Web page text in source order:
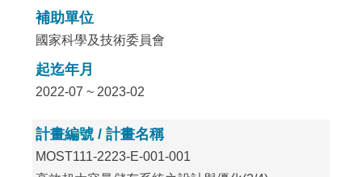
補助單位
國家科學及技術委員會
起迄年月
2022-07 ~ 2023-02
計畫編號 / 計畫名稱
MOST111-2223-E-001-001